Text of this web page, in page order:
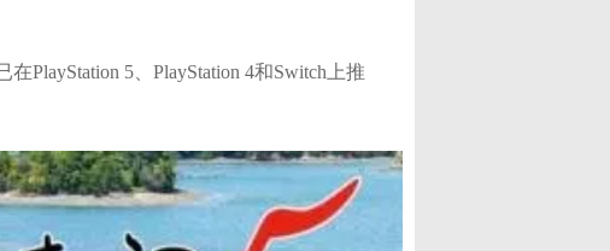
PlayStation 5、PlayStation 4和Switch上推